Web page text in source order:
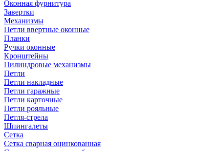
Оконная фурнитура
Завертки
Механизмы
Петли ввертные оконные
Планки
Ручки оконные
Кронштейны
Цилиндровые механизмы
Петли
Петли накладные
Петли гаражные
Петли карточные
Петли рояльные
Петля-стрела
Шпингалеты
Сетка
Сетка сварная оцинкованная